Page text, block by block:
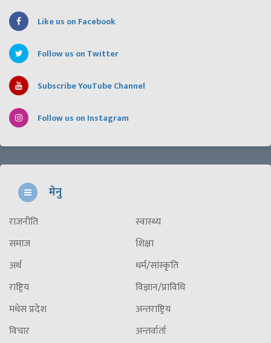
Like us on Facebook
Follow us on Twitter
Subscribe YouTube Channel
Follow us on Instagram
मेनु
राजनीति
समाज
अर्थ
राष्ट्रिय
मधेस प्रदेश
विचार
स्वास्थ्य
शिक्षा
धर्म/सांस्कृति
विज्ञान/प्राविधि
अन्तराष्ट्रिय
अन्तर्वार्ता